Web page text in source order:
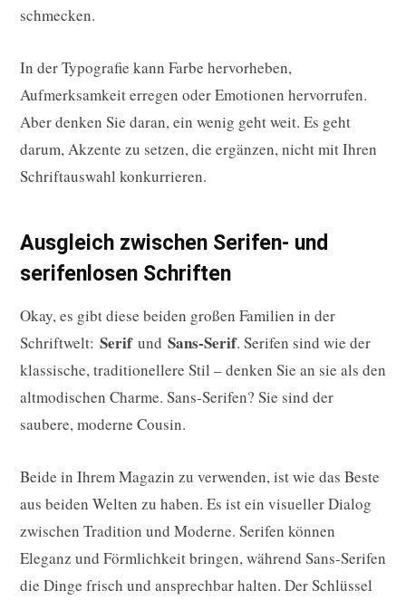
schmecken.
In der Typografie kann Farbe hervorheben,
Aufmerksamkeit erregen oder Emotionen hervorrufen.
Aber denken Sie daran, ein wenig geht weit. Es geht
darum, Akzente zu setzen, die ergänzen, nicht mit Ihren
Schriftauswahl konkurrieren.
Ausgleich zwischen Serifen- und
serifenlosen Schriften
Okay, es gibt diese beiden großen Familien in der
Schriftwelt: Serifund Sans-Serif. Serifen sind wie der
klassische, traditionellere Stil – denken Sie an sie als den
altmodischen Charme. Sans-Serifen? Sie sind der
saubere, moderne Cousin.
Beide in Ihrem Magazin zu verwenden, ist wie das Beste
aus beiden Welten zu haben. Es ist ein visueller Dialog
zwischen Tradition und Moderne. Serifen können
Eleganz und Förmlichkeit bringen, während Sans-Serifen
die Dinge frisch und ansprechbar halten. Der Schlüssel